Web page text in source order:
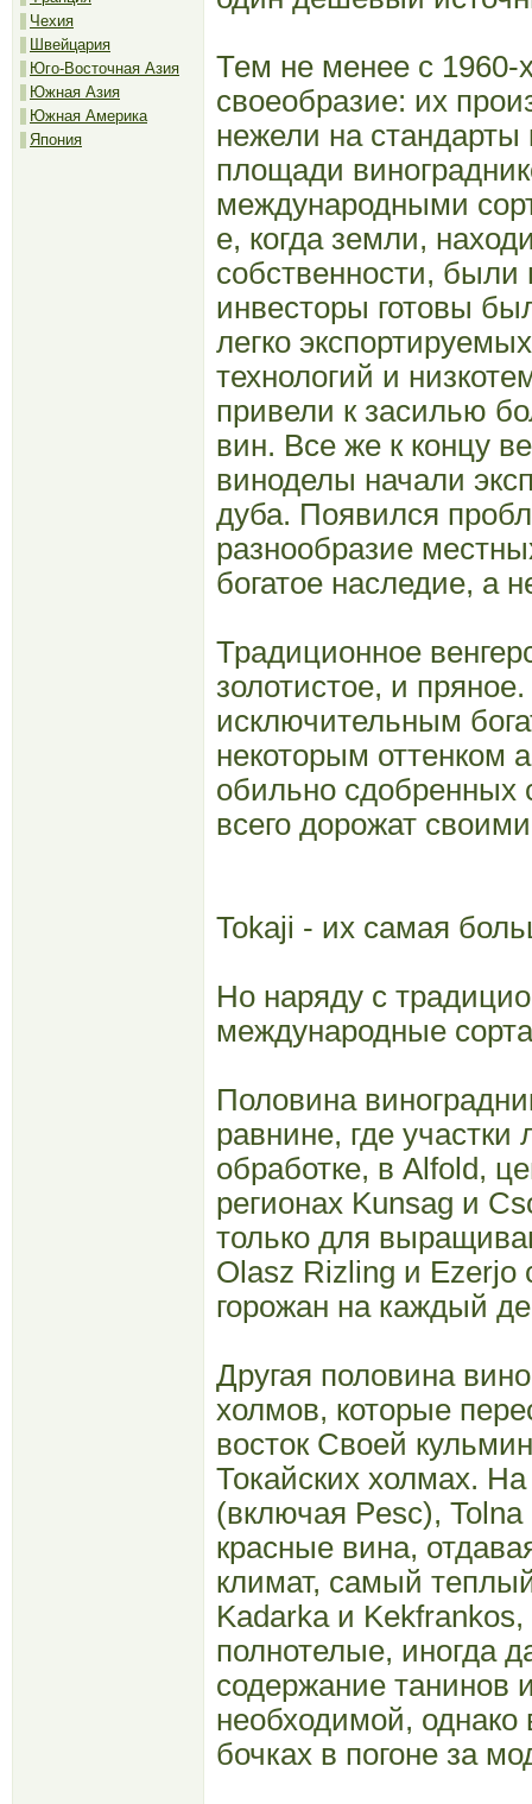
Чехия
Швейцария
Юго-Восточная Азия
Южная Азия
Южная Америка
Япония
Тем не менее с 1960-
своеобразие: их
нежели на стандарты
площади
международными
е, когда земли,
собственности,
инвесторы готовы
легко
технологий и
привели к засилью
вин. Все же к концу
виноделы начали
дуба. Появился
разнообразие
богатое наследие, а
Традиционное
золотистое, и
исключительным
некоторым оттенком
обильно
всего дорожат
Tokaji - их самая
Но наряду с
международные
Половина
равнине, где
обработке, в Alfold,
регионах Kunsag и
только для
Olasz Rizling и Ezerjo
горожан на каждый
Другая половина
холмов, которые
восток Своей
Токайских холмах.
(включая Pesc),
красные вина,
климат, самый
Kadarka и
полнотелые, иногда
содержание танинов
необходимой,
бочках в погоне за